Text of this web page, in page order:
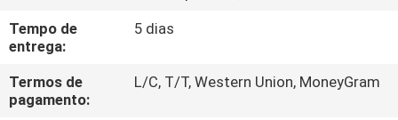
NOS
NOTÍCIA
Tempo de
entrega:
5 dias
Termos de
pagamento:
L/C, T/T, Western Union, MoneyGram